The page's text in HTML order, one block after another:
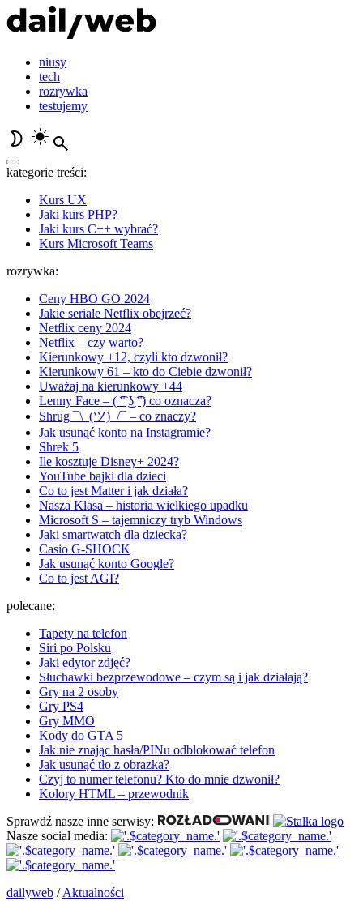
niusy
tech
rozrywka
testujemy
kategorie treści:
Kurs UX
Jaki kurs PHP?
Jaki kurs C++ wybrać?
Kurs Microsoft Teams
rozrywka:
Ceny HBO GO 2024
Jakie seriale Netflix obejrzeć?
Netflix ceny 2024
Netflix – czy warto?
Kierunkowy +12, czyli kto dzwonił?
Kierunkowy 61 – kto do Ciebie dzwonił?
Uważaj na kierunkowy +44
Lenny Face – ( ͡° ͜ʖ ͡°) co oznacza?
Shrug ¯\_(ツ)_/¯ – co znaczy?
Jak usunąć konto na Instagramie?
Shrek 5
Ile kosztuje Disney+ 2024?
YouTube bajki dla dzieci
Co to jest Matter i jak działa?
Nasza Klasa – historia wielkiego upadku
Microsoft S – tajemniczy tryb Windows
Jaki smartwatch dla dziecka?
Casio G-SHOCK
Jak usunąć konto Google?
Co to jest AGI?
polecane:
Tapety na telefon
Siri po Polsku
Jaki edytor zdjęć?
Słuchawki bezprzewodowe – czym są i jak działają?
Gry na 2 osoby
Gry PS4
Gry MMO
Kody do GTA 5
Jak nie znając hasła/PINu odblokować telefon
Jak usunąć tło z obrazka?
Czyj to numer telefonu? Kto do mnie dzwonił?
Kolory HTML – przewodnik
Sprawdź nasze inne serwisy:
Nasze social media:
dailyweb /Aktualności